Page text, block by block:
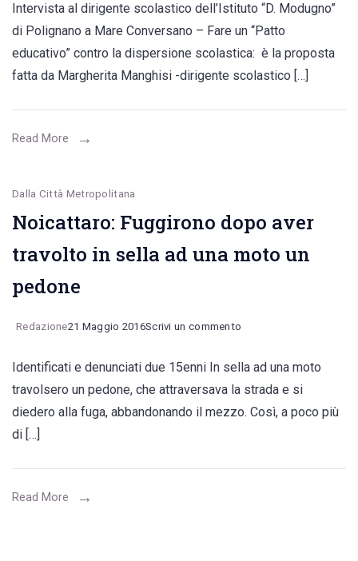
Manghisi:
“Un
contro
Intervista al dirigente scolastico dell’Istituto “D. Modugno”
di Polignano a Mare Conversano – Fare un “Patto
educativo” contro la dispersione scolastica: è la proposta
fatta da Margherita Manghisi -dirigente scolastico […]
Read More
Dalla Città Metropolitana
Noicattaro: Fuggirono dopo aver
travolto in sella ad una moto un
pedone
Redazione21 Maggio 2016Scrivi un commento
Fuggirono
dopo
in
Identificati e denunciati due 15enni In sella ad una moto
travolsero un pedone, che attraversava la strada e si
diedero alla fuga, abbandonando il mezzo. Così, a poco più
di […]
Read More